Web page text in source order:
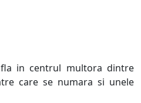
in centrul multora dintre
care se numara si unele